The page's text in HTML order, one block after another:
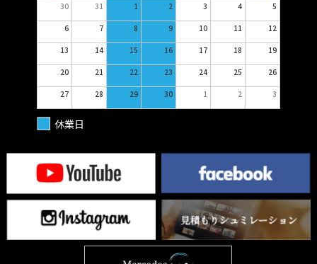
30 31 1 2 3 4 5
6 7 8 9 10 11 12
13 14 15 16 17 18 19
20 21 22 23 24 25 26
27 28 29 30 1 2 3
休業日